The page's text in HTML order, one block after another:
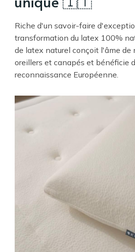
Riche d'un savoir-faire
transformation du latex 100%
de latex naturel conçoit l'âme de
oreillers et canapés et bénéficie
reconnaissance Européenne.